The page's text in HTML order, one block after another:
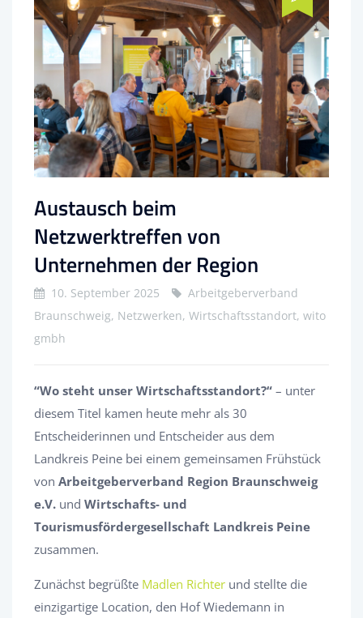
Austausch beim
Netzwerktreffen von
Unternehmen der Region
10. September 2025
Arbeitgeberverband
Braunschweig, Netzwerken, Wirtschaftsstandort, wito
gmbh
“Wo steht unser Wirtschaftsstandort?“ – unter
diesem Titel kamen heute mehr als 30
Entscheiderinnen und Entscheider aus dem
Landkreis Peine bei einem gemeinsamen Frühstück
von Arbeitgeberverband Region Braunschweig
e.V. und Wirtschafts- und
Tourismusfördergesellschaft Landkreis Peine
zusammen.
Zunächst begrüßte Madlen Richter und stellte die
einzigartige Location, den Hof Wiedemann in